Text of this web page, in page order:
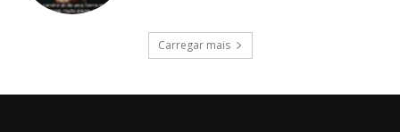
Carregar mais